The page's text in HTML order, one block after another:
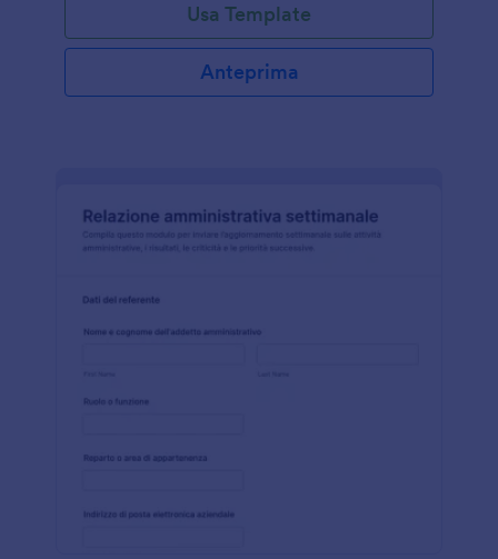
Usa Template
Anteprima